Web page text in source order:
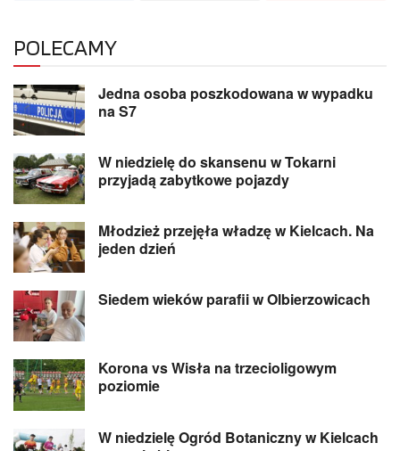
POLECAMY
Jedna osoba poszkodowana w wypadku
na S7
W niedzielę do skansenu w Tokarni
przyjadą zabytkowe pojazdy
Młodzież przejęła władzę w Kielcach. Na
jeden dzień
Siedem wieków parafii w Olbierzowicach
Korona vs Wisła na trzecioligowym
poziomie
W niedzielę Ogród Botaniczny w Kielcach